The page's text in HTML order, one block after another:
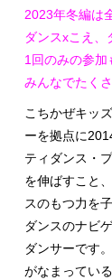
2023年冬編は
ダンスxこえ、
1回のみの参加
みんなでたく
こちかぜキッ
ーを拠点に
ティダンス・
を伸ばすこと
スのもつ力を
ダンスのナビ
ダンサーです
がなまってい